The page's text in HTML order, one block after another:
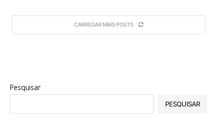
CARREGAR MAIS POSTS
Pesquisar
PESQUISAR